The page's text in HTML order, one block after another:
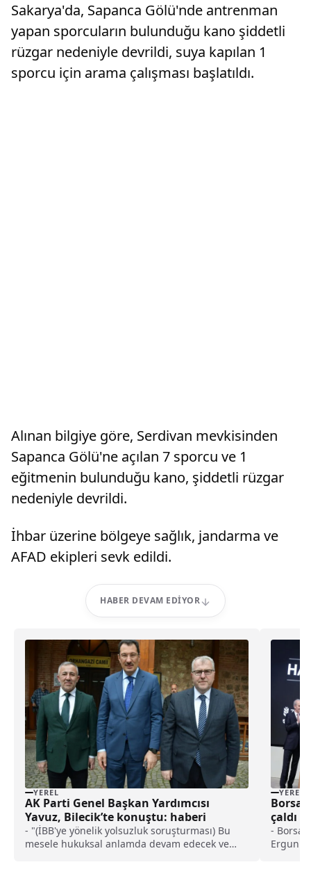
Sakarya'da, Sapanca Gölü'nde antrenman
yapan sporcuların bulunduğu kano şiddetli
rüzgar nedeniyle devrildi, suya kapılan 1
sporcu için arama çalışması başlatıldı.
Alınan bilgiye göre, Serdivan mevkisinden
Sapanca Gölü'ne açılan 7 sporcu ve 1
eğitmenin bulunduğu kano, şiddetli rüzgar
nedeniyle devrildi.
İhbar üzerine bölgeye sağlık, jandarma ve
AFAD ekipleri sevk edildi.
HABER DEVAM EDIYOR
YEREL
AK Parti Genel Başkan Yardımcısı
Yavuz, Bilecik’te konuştu: haberi
- "(İBB'ye yönelik yolsuzluk soruşturması) Bu
mesele hukuksal anlamda devam edecek ve
YEREL
Borsa
çaldı
- Borsa
Ergun:-